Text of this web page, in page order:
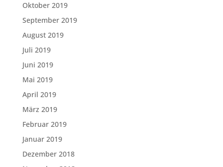
Oktober 2019
September 2019
August 2019
Juli 2019
Juni 2019
Mai 2019
April 2019
März 2019
Februar 2019
Januar 2019
Dezember 2018